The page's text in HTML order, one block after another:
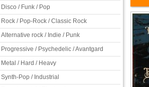
Disco / Funk / Pop
Rock / Pop-Rock / Classic Rock
Alternative rock / Indie / Punk
Progressive / Psychedelic / Avantgard
Metal / Hard / Heavy
Synth-Pop / Industrial